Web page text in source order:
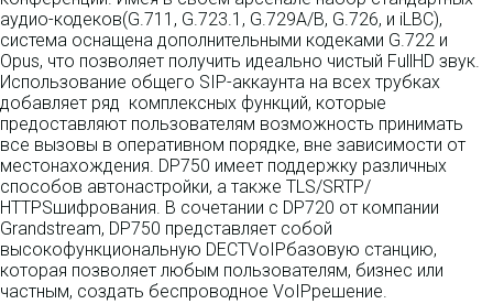
аудио-кодеков(G.711, G.723.1, G.729A/B, G.726, и iLBC),
система оснащена дополнительными кодеками G.722 и
Opus, что позволяет получить идеально чистый FullHD звук.
Использование общего SIP-аккаунта на всех трубках
добавляет ряд комплексных функций, которые
предоставляют пользователям возможность принимать
все вызовы в оперативном порядке, вне зависимости от
местонахождения. DP750 имеет поддержку различных
способов автонастройки, а также TLS/SRTP/
HTTPSшифрования. В сочетании с DP720 от компании
Grandstream, DP750 представляет собой
высокофункциональную DECTVoIPбазовую станцию,
которая позволяет любым пользователям, бизнес или
частным, создать беспроводное VoIPрешение.